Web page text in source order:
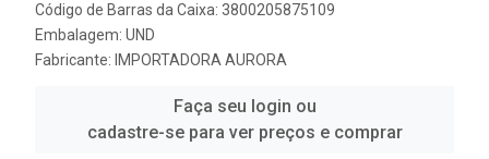
Código de Barras da Caixa: 3800205875109
Embalagem: UND
Fabricante: IMPORTADORA AURORA
Faça seu login ou
cadastre-se para ver preços e comprar